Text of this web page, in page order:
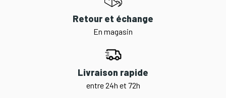
Retour et échange
En magasin
Livraison rapide
entre 24h et 72h